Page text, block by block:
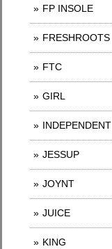
FP INSOLE
FRESHROOTS
FTC
GIRL
INDEPENDENT
JESSUP
JOYNT
JUICE
KING